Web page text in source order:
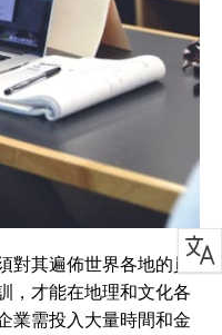
對其遍佈世界各地的員
，才能在地理和文化各
業需投入大量時間和金